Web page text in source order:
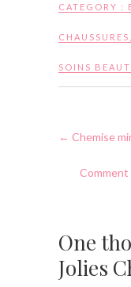
CATEGORY :
CHAUSSURES
SOINS
← Chemise
Comment
One
Jolies